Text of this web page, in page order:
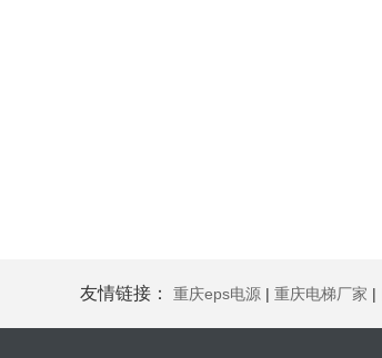
友情链接： 重庆eps电源 | 重庆电梯厂家 |